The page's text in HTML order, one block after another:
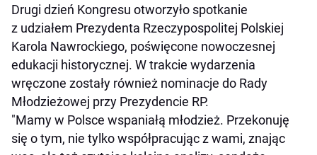
Drugi dzień Kongresu otworzyło spotkanie
z udziałem Prezydenta Rzeczypospolitej Polskiej
Karola Nawrockiego, poświęcone nowoczesnej
edukacji historycznej. W trakcie wydarzenia
wręczone zostały również nominacje do Rady
Młodzieżowej przy Prezydencie RP.
"Mamy w Polsce wspaniałą młodzież. Przekonuję
się o tym, nie tylko współpracując z wami, znając